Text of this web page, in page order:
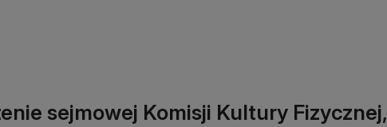
sejmowej Komisji Kultury Fizycznej,